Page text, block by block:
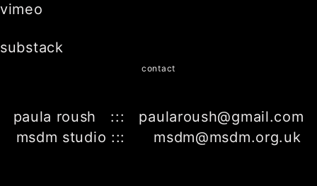
vimeo
substack
contact
paula roush ::: paularoush@gmail.com
msdm studio ::: msdm@msdm.org.uk